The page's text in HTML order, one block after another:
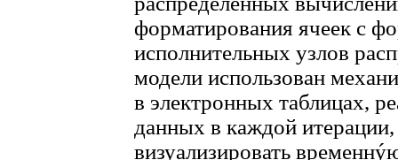
форматирования ячеек с
исполнительных узлов
модели использован
в электронных таблицах,
данных в каждой итерации,
визуализировать